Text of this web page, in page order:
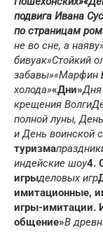
подвига Ивана
по страницам
не во сне, а
бивуак»Стойкий
забавы»«Марфин
холода»«Дни»Дня
крещения Волги
полной луны,
и День воинской
туризма
индейские шоу4.
игрыделовых игр
имитационные,
игры-имитации.
общение»В